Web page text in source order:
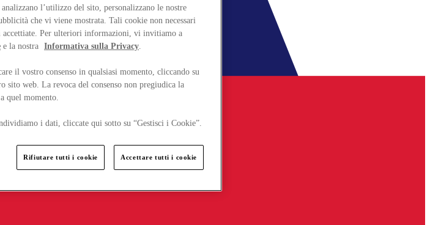
l’utilizzo del sito, personalizzano le nostre
che vi viene mostrata. Tali cookie non necessari
accettiate. Per ulteriori informazioni, vi invitiamo a
e la nostra Informativa sulla Privacy.
il vostro consenso in qualsiasi momento, cliccando su
sito web. La revoca del consenso non pregiudica la
quel momento.
i dati, cliccate qui sotto su “Gestisci i Cookie”.
Rifiutare tutti i cookie Accettare tutti i cookie